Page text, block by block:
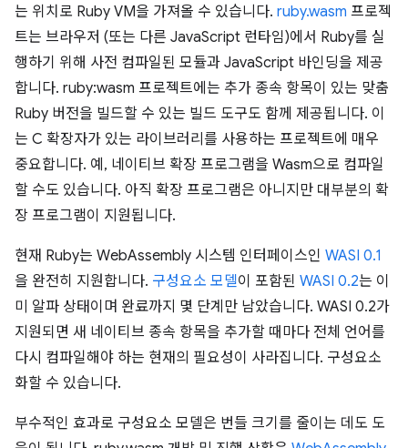
는 위치로 Ruby VM을 가져올 수 있습니다. ruby.wasm 프로젝
트는 브라우저 (또는 다른 JavaScript 런타임)에서 Ruby를 실
행하기 위해 사전 컴파일된 모듈과 JavaScript 바인딩을 제공
합니다. ruby:wasm 프로젝트에는 추가 종속 항목이 있는 맞춤
Ruby 버전을 빌드할 수 있는 빌드 도구도 함께 제공됩니다. 이
는 C 확장자가 있는 라이브러리를 사용하는 프로젝트에 매우
중요합니다. 예, 네이티브 확장 프로그램을 Wasm으로 컴파일
할 수도 있습니다. 아직 확장 프로그램은 아니지만 대부분의 확
장 프로그램이 지원됩니다.
현재 Ruby는 WebAssembly 시스템 인터페이스인 WASI 0.1
을 완전히 지원합니다. 구성요소 모델이 포함된 WASI 0.2는 이
미 알파 상태이며 완료까지 몇 단계만 남았습니다. WASI 0.2가
지원되면 새 네이티브 종속 항목을 추가할 때마다 전체 언어를
다시 컴파일해야 하는 현재의 필요성이 사라집니다. 구성요소
화할 수 있습니다.
부수적인 효과로 구성요소 모델은 번들 크기를 줄이는 데도 도